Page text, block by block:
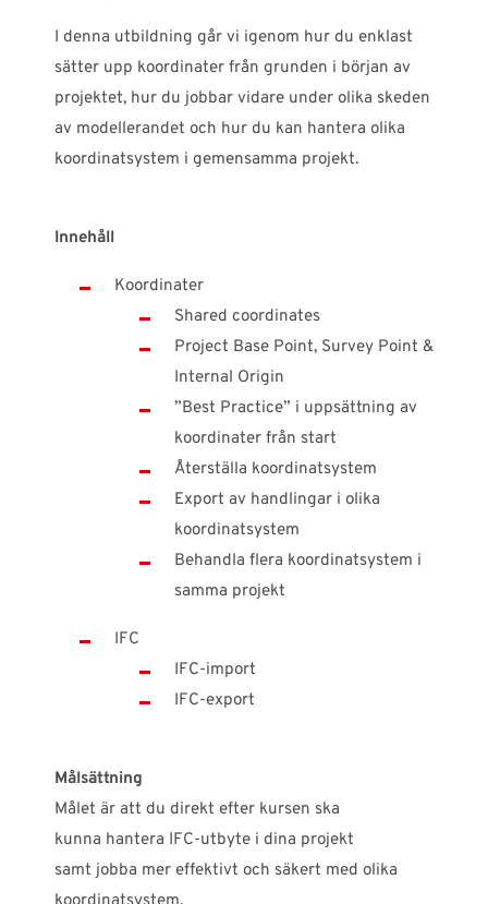
I denna utbildning går vi igenom hur du enklast
sätter upp koordinater från grunden i början av
projektet, hur du jobbar vidare under olika skeden
av modellerandet och hur du kan hantera olika
koordinatsystem i gemensamma projekt.
Innehåll
Koordinater
Shared coordinates
Project Base Point, Survey Point &
Internal Origin
”Best Practice” i uppsättning av
koordinater från start
Återställa koordinatsystem
Export av handlingar i olika
koordinatsystem
Behandla flera koordinatsystem i
samma projekt
IFC
IFC-import
IFC-export
Målsättning
Målet är att du direkt efter kursen ska
kunna hantera IFC-utbyte i dina projekt
samt jobba mer effektivt och säkert med olika